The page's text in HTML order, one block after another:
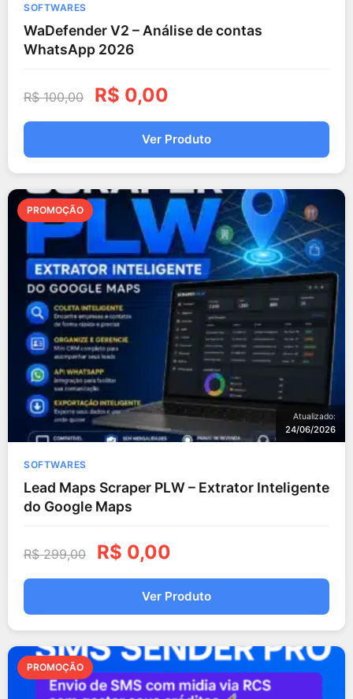
SOFTWARES
WaDefender V2 – Análise de contas
WhatsApp 2026
R$100,00 R$ 0,00
Ver Produto
PROMOÇÃO
Atualizado:
24/06/2026
SOFTWARES
Lead Maps Scraper PLW – Extrator Inteligente
do Google Maps
R$299,00 R$ 0,00
Ver Produto
PROMOÇÃO